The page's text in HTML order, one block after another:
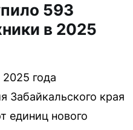
593
в 2025
года
Забайкальского края
единиц нового